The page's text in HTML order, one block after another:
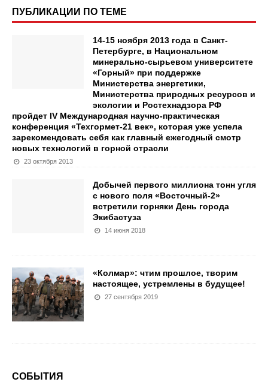
ПУБЛИКАЦИИ ПО ТЕМЕ
14-15 ноября 2013 года в Санкт-
Петербурге, в Национальном
минерально-сырьевом университете
«Горный» при поддержке
Министерства энергетики,
Министерства природных ресурсов и
экологии и Ростехнадзора РФ
пройдет IV Международная научно-практическая
конференция «Техгормет-21 век», которая уже успела
зарекомендовать себя как главный ежегодный смотр
новых технологий в горной отрасли
23 октября 2013
Добычей первого миллиона тонн угля
с нового поля «Восточный-2»
встретили горняки День города
Экибастуза
14 июня 2018
«Колмар»: чтим прошлое, творим
настоящее, устремлены в будущее!
27 сентября 2019
СОБЫТИЯ